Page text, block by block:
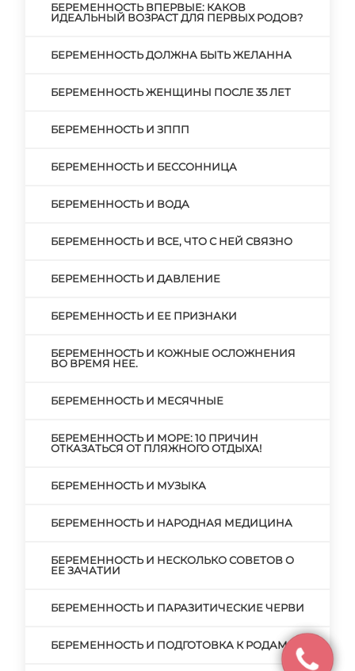
БЕРЕМЕННОСТЬ ВПЕРВЫЕ: КАКОВ
ИДЕАЛЬНЫЙ ВОЗРАСТ ДЛЯ ПЕРВЫХ РОДОВ?
БЕРЕМЕННОСТЬ ДОЛЖНА БЫТЬ ЖЕЛАННА
БЕРЕМЕННОСТЬ ЖЕНЩИНЫ ПОСЛЕ 35 ЛЕТ
БЕРЕМЕННОСТЬ И ЗППП
БЕРЕМЕННОСТЬ И БЕССОННИЦА
БЕРЕМЕННОСТЬ И ВОДА
БЕРЕМЕННОСТЬ И ВСЕ, ЧТО С НЕЙ СВЯЗНО
БЕРЕМЕННОСТЬ И ДАВЛЕНИЕ
БЕРЕМЕННОСТЬ И ЕЕ ПРИЗНАКИ
БЕРЕМЕННОСТЬ И КОЖНЫЕ ОСЛОЖНЕНИЯ
ВО ВРЕМЯ НЕЕ.
БЕРЕМЕННОСТЬ И МЕСЯЧНЫЕ
БЕРЕМЕННОСТЬ И МОРЕ: 10 ПРИЧИН
ОТКАЗАТЬСЯ ОТ ПЛЯЖНОГО ОТДЫХА!
БЕРЕМЕННОСТЬ И МУЗЫКА
БЕРЕМЕННОСТЬ И НАРОДНАЯ МЕДИЦИНА
БЕРЕМЕННОСТЬ И НЕСКОЛЬКО СОВЕТОВ О
ЕЕ ЗАЧАТИИ
БЕРЕМЕННОСТЬ И ПАРАЗИТИЧЕСКИЕ ЧЕРВИ
БЕРЕМЕННОСТЬ И ПОДГОТОВКА К РОДАМ